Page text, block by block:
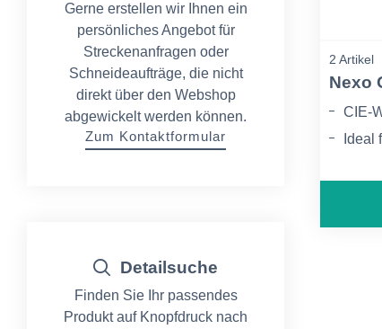
Gerne erstellen wir Ihnen ein
persönliches Angebot für
Streckenanfragen oder
Schneideaufträge, die nicht
direkt über den Webshop
abgewickelt werden können.
Zum Kontaktformular
Detailsuche
Finden Sie Ihr passendes
Produkt auf Knopfdruck nach
2 Artikel
Nexo
CIE-
Ideal